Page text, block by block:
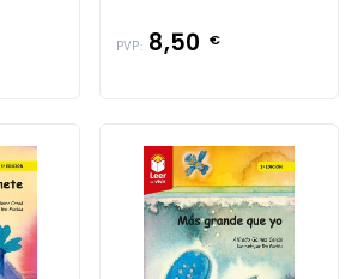
PVP: 8,50 €